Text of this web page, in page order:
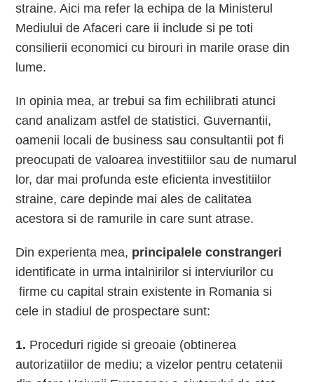
straine. Aici ma refer la echipa de la Ministerul
Mediului de Afaceri care ii include si pe toti
consilierii economici cu birouri in marile orase din
lume.
In opinia mea, ar trebui sa fim echilibrati atunci
cand analizam astfel de statistici. Guvernantii,
oamenii locali de business sau consultantii pot fi
preocupati de valoarea investitiilor sau de numarul
lor, dar mai profunda este eficienta investitiilor
straine, care depinde mai ales de calitatea
acestora si de ramurile in care sunt atrase.
Din experienta mea, principalele constrangeri
identificate in urma intalnirilor si interviurilor cu
firme cu capital strain existente in Romania si
cele in stadiul de prospectare sunt:
1. Proceduri rigide si greoaie (obtinerea
autorizatiilor de mediu; a vizelor pentru cetatenii